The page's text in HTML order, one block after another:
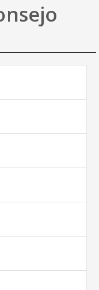
Mapa web
Ayuda